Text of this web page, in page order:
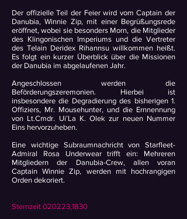
Der offizielle Teil der Feier wird vom Captain der
Danubia, Winnie Zip, mit einer Begrüßungsrede
eröffnet, wobei sie besonders Morn, die Mitglieder
des Klingonischen Imperiums und die Vertreter
des Telain Deridex Rihannsu willkommen heißt.
Es folgt ein kurzer Überblick über die Missionen
der Danubia im abgelaufenen Jahr.
Angeschlossen werden die
Beförderungszeremonien. Hierbei ist
insbesondere die Degradierung des bisherigen 1.
Offiziers, Mr. Mousehunter, und die Ernnennung
von Lt.Cmdr. Ui’La K. Olek zur neuen Nummer
Eins hervorzuheben.
Eine wichtige Subraumnachricht von Starfleet-
Admiral Rosa Underwear trifft ein: Mehreren
Mitgliedern der Danubia-Crew, allen voran
Captain Winnie Zip, werden mit hochrangigen
Orden dekoriert.
Sternzeit 020223,1830